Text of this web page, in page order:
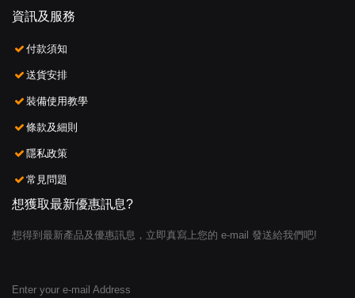
資訊及服務
付款須知
送貨安排
裝備使用教學
條款及細則
隱私政策
常見問題
想獲取最新優惠訊息?
想得到最新產品及優惠訊息，立即真寫上您的 e-mail 發送給我們吧!
Enter your e-mail Address